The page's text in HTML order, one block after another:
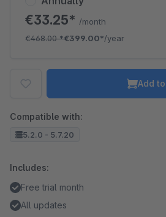
€33.25* /month
€468.00*€399.00*/year
Add
Compatible with:
5.2.0 - 5.7.20
Includes:
Free trial month
All updates